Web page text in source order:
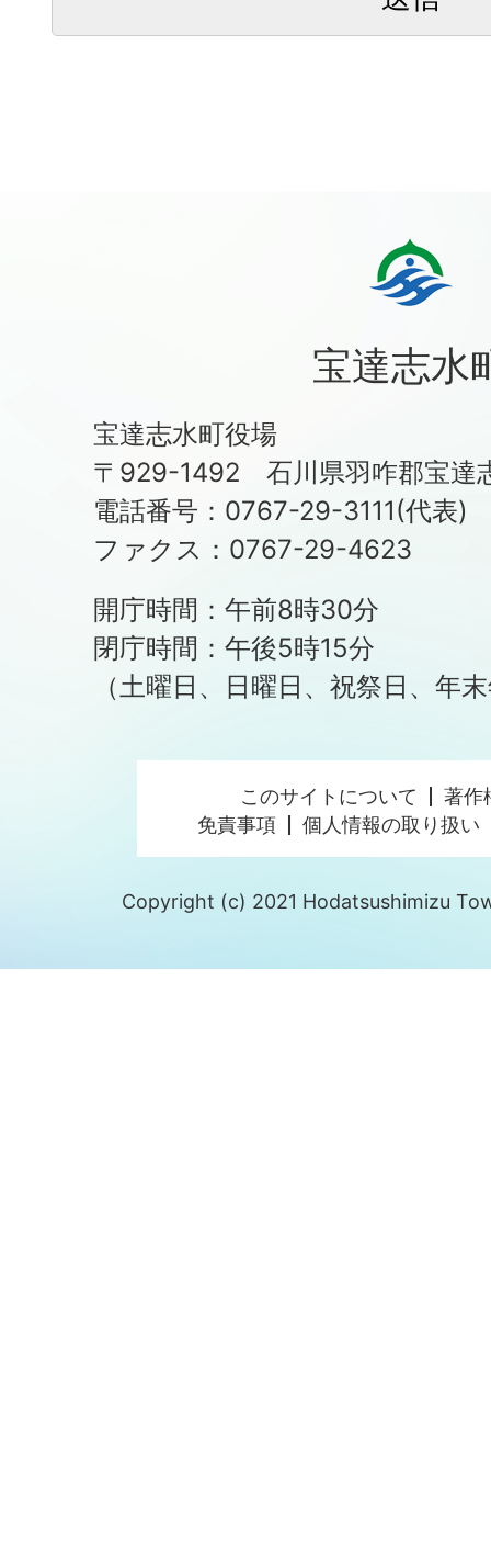
宝達志水
宝達志水町役場
〒929-1492 石川県羽咋郡宝達
電話番号：0767-29-3111(代表)
ファクス：0767-29-4623
開庁時間：午前8時30分
閉庁時間：午後5時15分
（土曜日、日曜日、祝祭日、年
このサイトについて
著作
免責事項
個人情報の取り扱い
Copyright (c) 2021 Hodatsushimizu